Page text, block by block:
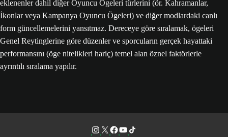
eklenenler dahil diğer Oyuncu Ögeleri türlerini (ör. Kahramanlar,
İkonlar veya Kampanya Oyuncu Ögeleri) ve diğer modlardaki canlı
form güncellemelerini yansıtmaz. Dereceye göre sıralamak, ögeleri
Genel Reytinglerine göre düzenler ve sporcuların gerçek hayattaki
performansını (öge nitelikleri hariç) temel alan öznel faktörlerle
ayrıntılı sıralama yapılır.